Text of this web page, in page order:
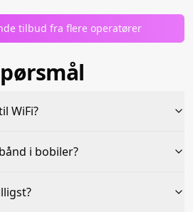
tilbud fra flere operatører
WiFi?
i bobiler?